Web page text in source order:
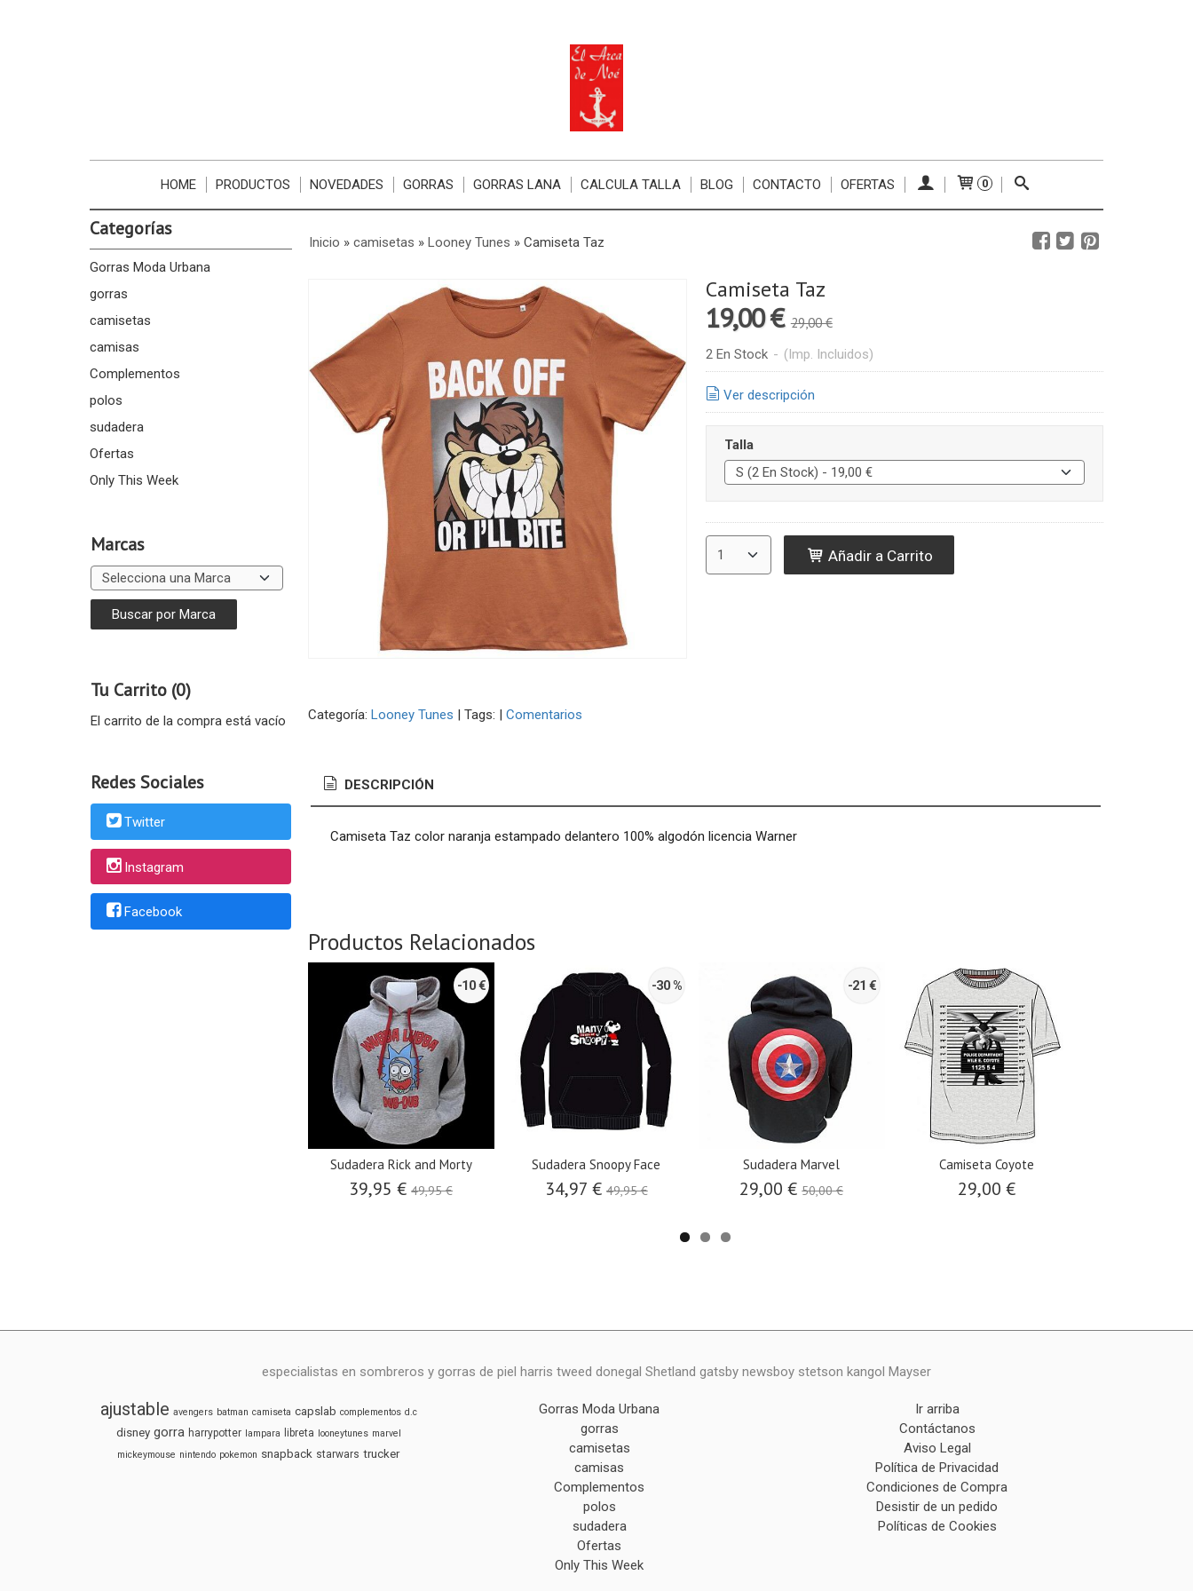
HOME PRODUCTOS NOVEDADES GORRAS GORRAS LANA CALCULA TALLA BLOG CONTACTO OFERTAS 0
Categorías
Gorras Moda Urbana
gorras
camisetas
camisas
Complementos
polos
sudadera
Ofertas
Only This Week
Marcas
Tu Carrito (0)
El carrito de la compra está vacío
Redes Sociales
Twitter
Instagram
Facebook
Inicio » camisetas » Looney Tunes » Camiseta Taz
Camiseta Taz
19,00 € 29,00 €
2 En Stock - (Imp. Incluidos)
Ver descripción
Talla
Añadir a Carrito
Categoría: Looney Tunes | Tags: | Comentarios
DESCRIPCIÓN
Camiseta Taz color naranja estampado delantero 100% algodón licencia Warner
Productos Relacionados
-10 €
Sudadera Rick and Morty
39,95 €49,95 €
-30 %
Sudadera Snoopy Face
34,97 € 49,95 €
-21 €
Sudadera Marvel
29,00 €50,00 €
Camiseta Coyote
29,00 €
especialistas en sombreros y gorras de piel harris tweed donegal Shetland gatsby newsboy stetson kangol Mayser
ajustable avengers batman camiseta capslab complementos d.c
disney gorra harrypotter lampara libreta looneytunes marvel
mickeymouse nintendo pokemon snapback starwars trucker
Gorras Moda Urbana
gorras
camisetas
camisas
Complementos
polos
sudadera
Ofertas
Only This Week
Ir arriba
Contáctanos
Aviso Legal
Política de Privacidad
Condiciones de Compra
Desistir de un pedido
Políticas de Cookies